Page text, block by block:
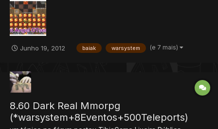
CASTLE WAR SYSTEM COM ESCUDOS ARENA HUNTING PARA
CRIAR CONTA: http://nightangel.servegame.com:8090 R...
Junho 19, 2012 baiak warsystem (e 7 mais)
8.60 Dark Real Mmorpg
(*warsystem+8Eventos+500Teleports)